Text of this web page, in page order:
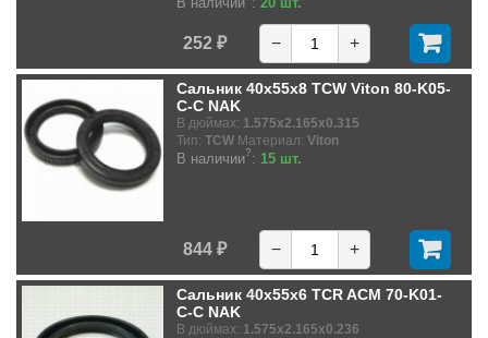
252 ₽ − +
Сальник 40x55x8 TCW Viton 80-K05-
C-C NAK
В дюймах: 1.575x2.165x0.315
Тип: TCW Материал: Viton
В наличии?: 15 шт.
844 ₽ − +
Сальник 40x55x6 TCR ACM 70-K01-
C-C NAK
В дюймах: 1.575x2.165x0.236